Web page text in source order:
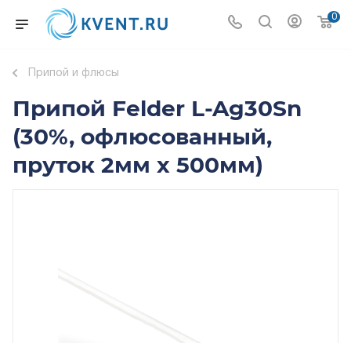
0
Припой и флюсы
Припой Felder L-Ag30Sn
(30%, офлюсованный,
пруток 2мм х 500мм)